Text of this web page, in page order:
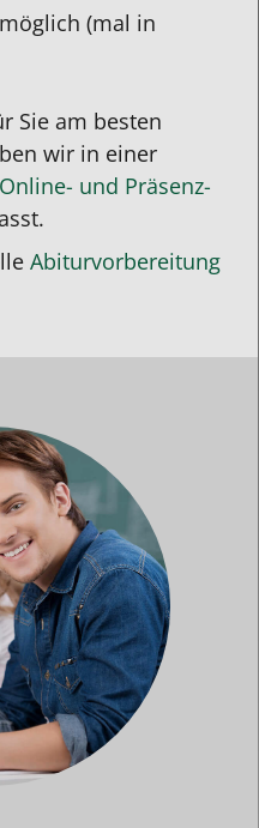
(mal in
Sie am besten
wir in einer
Online- und Präsenz-
Abiturvorbereitung